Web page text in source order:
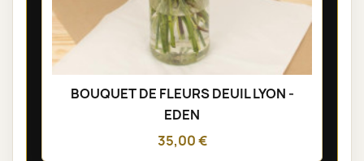
BOUQUET DE FLEURS DEUIL LYON -
EDEN
35,00 €